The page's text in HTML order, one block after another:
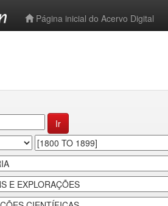
Página inicial do Acervo Digital